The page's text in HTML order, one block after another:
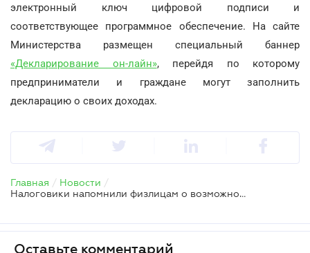
электронный ключ цифровой подписи и
соответствующее программное обеспечение. На сайте
Министерства размещен специальный баннер
«Декларирование он-лайн», перейдя по которому
предприниматели и граждане могут заполнить
декларацию о своих доходах.
Главная / Новости /
Налоговики напомнили физлицам о возможности электронного декларирования доходов
Оставьте комментарий